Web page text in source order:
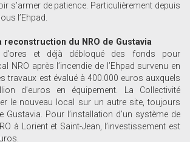
s’armer de patience. Particulièrement depuis
l’Ehpad.
reconstruction du NRO de Gustavia
d’ores et déjà débloqué des fonds pour
NRO après l’incendie de l’Ehpad survenu en
travaux est évalué à 400.000 euros auxquels
d’euros en équipement. La Collectivité
le nouveau local sur un autre site, toujours
Gustavia. Pour l’installation d’un système de
à Lorient et Saint-Jean, l’investissement est